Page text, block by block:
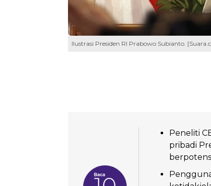
Ilustrasi Presiden RI Prabowo Subianto.
Peneliti
pribadi